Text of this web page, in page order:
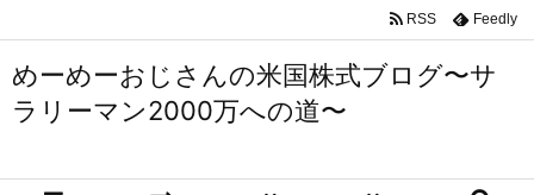
めーめーおじさんの米国株式ブログ〜サ
ラリーマン2000万への道〜
RSS Feedly